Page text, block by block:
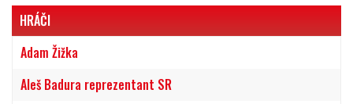
HRÁČI
Adam Žižka
Aleš Badura reprezentant SR